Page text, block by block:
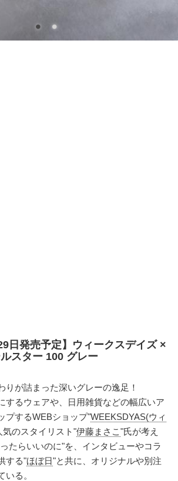
日発売予定】ウィークスデイズ ×
スター 100 グレー
りが詰まった深いグレーの逸足！
するウェアや、日用雑貨などの幅広いア
プするWEBショップ"WEEKSDYAS(ウィ
気のスタイリスト"伊藤まさこ "氏が考え
たらいいのに"を、インタビューやコラ
する"ほぼ日"と共に、オリジナルや別注
いる。